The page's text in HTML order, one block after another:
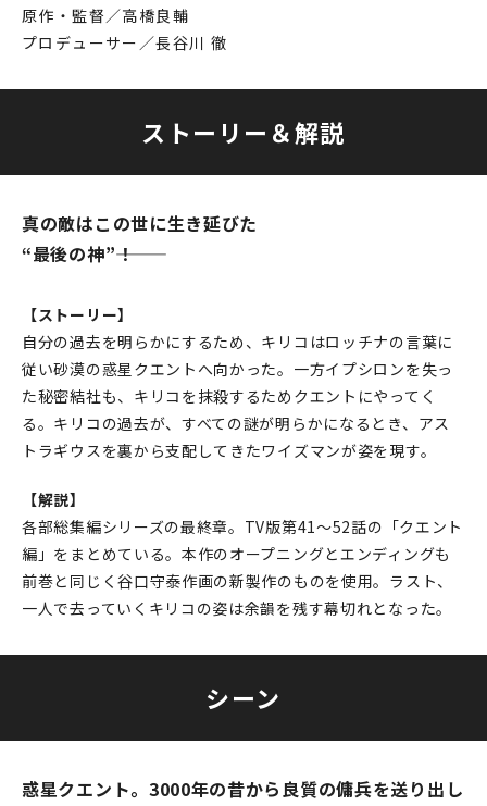
原作・監督／高橋良輔
プロデューサー／長谷川 徹
ストーリー＆解説
真の敵はこの世に生き延びた
“最後の神”―――！
【ストーリー】
自分の過去を明らかにするため、キリコはロッチナの言葉に
従い砂漠の惑星クエントへ向かった。一方イプシロンを失っ
た秘密結社も、キリコを抹殺するためクエントにやってく
る。キリコの過去が、すべての謎が明らかになるとき、アス
トラギウスを裏から支配してきたワイズマンが姿を現す。
【解説】
各部総集編シリーズの最終章。TV版第41～52話の「クエント
編」をまとめている。本作のオープニングとエンディングも
前巻と同じく谷口守泰作画の新製作のものを使用。ラスト、
一人で去っていくキリコの姿は余韻を残す幕切れとなった。
シーン
惑星クエント。3000年の昔から良質の傭兵を送り出し